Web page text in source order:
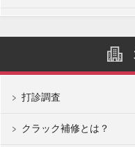
打診調査
クラック補修とは？